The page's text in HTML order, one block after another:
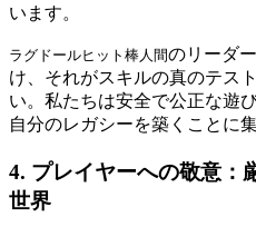
います。
ラグドールヒット棒人間のリーダ
け、それがスキルの真のテス
い。私たちは安全で公正な遊
自分のレガシーを築くことに
4. プレイヤーへの敬意：
世界